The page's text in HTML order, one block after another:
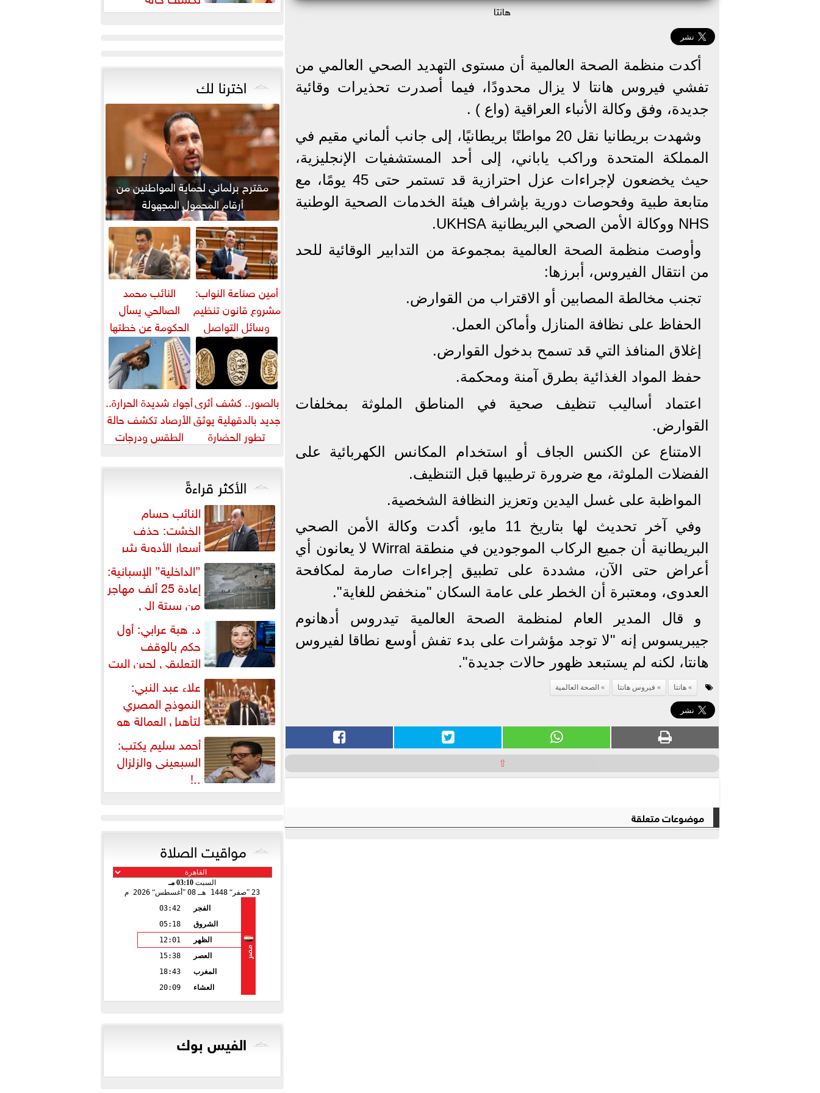
هانتا
أكدت منظمة الصحة العالمية أن مستوى التهديد الصحي العالمي من
تفشي فيروس هانتا لا يزال محدودًا، فيما أصدرت تحذيرات وقائية
جديدة، وفق وكالة الأنباء العراقية (واع ) .
وشهدت بريطانيا نقل 20 مواطنًا بريطانيًا، إلى جانب ألماني مقيم في
المملكة المتحدة وراكب ياباني، إلى أحد المستشفيات الإنجليزية،
حيث يخضعون لإجراءات عزل احترازية قد تستمر حتى 45 يومًا، مع
متابعة طبية وفحوصات دورية بإشراف هيئة الخدمات الصحية الوطنية
NHS ووكالة الأمن الصحي البريطانية UKHSA.
وأوصت منظمة الصحة العالمية بمجموعة من التدابير الوقائية للحد
من انتقال الفيروس، أبرزها:
تجنب مخالطة المصابين أو الاقتراب من القوارض.
الحفاظ على نظافة المنازل وأماكن العمل.
إغلاق المنافذ التي قد تسمح بدخول القوارض.
حفظ المواد الغذائية بطرق آمنة ومحكمة.
اعتماد أساليب تنظيف صحية في المناطق الملوثة بمخلفات
القوارض.
الامتناع عن الكنس الجاف أو استخدام المكانس الكهربائية على
الفضلات الملوثة، مع ضرورة ترطيبها قبل التنظيف.
المواظبة على غسل اليدين وتعزيز النظافة الشخصية.
وفي آخر تحديث لها بتاريخ 11 مايو، أكدت وكالة الأمن الصحي
البريطانية أن جميع الركاب الموجودين في منطقة Wirral لا يعانون أي
أعراض حتى الآن، مشددة على تطبيق إجراءات صارمة لمكافحة
العدوى، ومعتبرة أن الخطر على عامة السكان "منخفض للغاية".
و قال المدير العام ​لمنظمة الصحة العالمية ‌تيدروس أدهانوم
جيبريسوس إنه ​"لا توجد مؤشرات ​على بدء تفش أوسع ⁠نطاقا لفيروس
هانتا، ​لكنه لم يستبعد ظهور ​حالات جديدة".
هانتا فيروس هانتا الصحة العالمية
⇧
موضوعات متعلقة
الطقس ودرجات الحرارة المتوقعة
اخترنا لك
مقترح برلماني لحماية المواطنين من
أرقام المحمول المجهولة
أمين صناعة النواب:
مشروع قانون تنظيم
وسائل التواصل
يواجه التزييف
العميق ويحمي...
النائب محمد
الصالحي يسأل
الحكومة عن خطتها
لمواجهة ارتفاع أسعار
اللحوم
بالصور.. كشف أثرى
جديد بالدقهلية يوثق
تطور الحضارة
السنين
أجواء شديدة الحرارة..
الأرصاد تكشف حالة
الطقس ودرجات
الأكثر قراءةً
النائب حسام
الخشت: حذف
أسعار الأدوية يثير
إشكالية دستورية ويهدد حق
المواطن...
”الداخلية” الإسبانية:
إعادة 25 ألف مهاجر
من سبتة إلى
المغرب... وارتفاع حصيلة...
د. هبة عرابي: أول
حكم بالوقف
التعليقي لحين البت
في الطعن على... علاء عبد النبي:
النموذج المصري
لتأهيل العمالة هو
البديل العملي والأمثل لأزمات...
أحمد سليم يكتب:
السبعينى والزلزال
..!
مواقيت الصلاة
السبت 03:10 مـ
23 صفر 1448 هـ 08 أغسطس 2026 م
مصر
الفجر
03:42
الشروق
05:18
الظهر
12:01
العصر
15:38
المغرب
18:43
العشاء
20:09
الفيس بوك